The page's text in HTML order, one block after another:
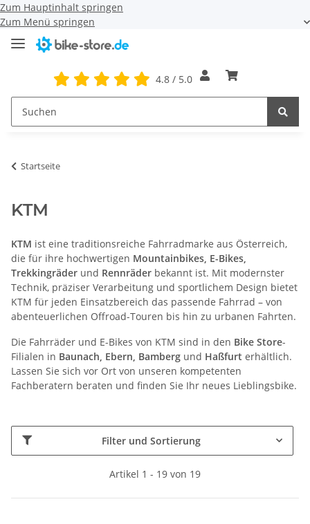
Zum Hauptinhalt springen
Zum Menü springen
4.8 / 5.0
Startseite
KTM
KTM ist eine traditionsreiche Fahrradmarke aus Österreich,
die für ihre hochwertigen Mountainbikes, E-Bikes,
Trekkingräder und Rennräder bekannt ist. Mit modernster
Technik, präziser Verarbeitung und sportlichem Design bietet
KTM für jeden Einsatzbereich das passende Fahrrad – von
abenteuerlichen Offroad-Touren bis hin zu urbanen Fahrten.
Die Fahrräder und E-Bikes von KTM sind in den Bike Store-
Filialen in Baunach, Ebern, Bamberg und Haßfurt erhältlich.
Lassen Sie sich vor Ort von unseren kompetenten
Fachberatern beraten und finden Sie Ihr neues Lieblingsbike.
Filter und Sortierung
Artikel 1 - 19 von 19